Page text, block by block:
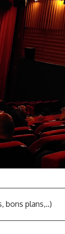
bons plans,..)